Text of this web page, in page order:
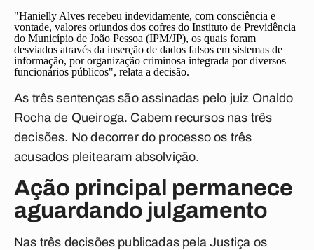
"Hanielly Alves recebeu indevidamente, com consciência e
vontade, valores oriundos dos cofres do Instituto de Previdência
do Município de João Pessoa (IPM/JP), os quais foram
desviados através da inserção de dados falsos em sistemas de
informação, por organização criminosa integrada por diversos
funcionários públicos", relata a decisão.
As três sentenças são assinadas pelo juiz Onaldo
Rocha de Queiroga. Cabem recursos nas três
decisões. No decorrer do processo os três
acusados pleitearam absolvição.
Ação principal permanece
aguardando julgamento
Nas três decisões publicadas pela Justiça os